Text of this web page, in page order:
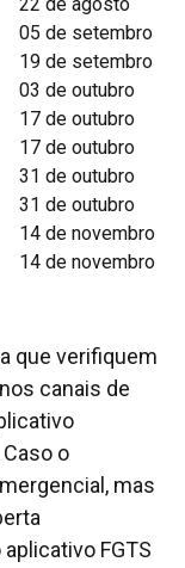
05 de setembro
19 de setembro
03 de outubro
17 de outubro
17 de outubro
31 de outubro
31 de outubro
14 de novembro
14 de novembro
que verifiquem
canais de
o
mas
FGTS